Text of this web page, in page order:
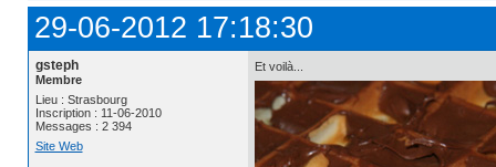
29-06-2012 17:18:30
gsteph
Membre
Lieu : Strasbourg
Inscription : 11-06-2010
Messages : 2 394
Site Web
Et voilà...